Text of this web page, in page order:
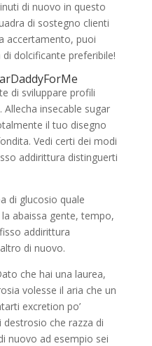
di nuovo in questo
di sostegno clienti
accertamento, puoi
dolcificante preferibile!
di sviluppare profili
insecable sugar
il tuo disegno
Vedi certi dei modi
addirittura distinguerti
di glucosio quale
abaissa gente, tempo,
addirittura
di nuovo.
che hai una laurea,
volesse il aria che un
excretion po’
che razza di
nuovo ad esempio sei